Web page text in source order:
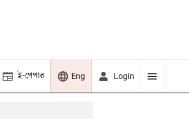
ই-পেপার Eng Login